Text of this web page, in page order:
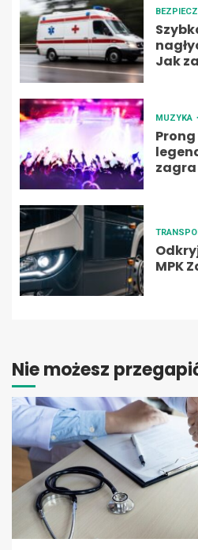
Jak
MUZYKA
zagra
MPK
Nie możesz